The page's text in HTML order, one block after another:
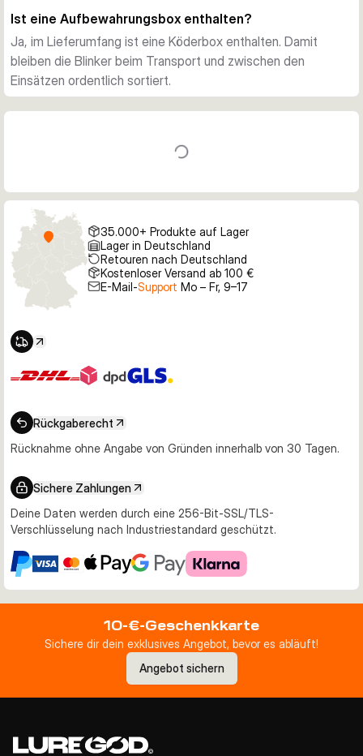
Gute Wahl für Lachs und Meerforelle
Wenn du ein unkompliziertes Blinkerset für das Angeln auf
Lachs und Meerforelle suchst, bietet dir dieses Set mehrere
passende Optionen in einer Packung. Es ist besonders
praktisch für Angler, die verlässliche Farben und eine
einfache Mitnahme-Lösung möchten.
Ist eine Aufbewahrungsbox enthalten?
Ja, im Lieferumfang ist eine Köderbox enthalten. Damit
bleiben die Blinker beim Transport und zwischen den
Einsätzen ordentlich sortiert.
35.000+ Produkte auf Lager
Lager in Deutschland
Retouren nach Deutschland
Kostenloser Versand ab 100 €
E-Mail-Support Mo – Fr, 9–17
Rückgaberecht
Rücknahme ohne Angabe von Gründen innerhalb von 30 Tagen.
Sichere Zahlungen
Deine Daten werden durch eine 256-Bit-SSL/TLS-
Verschlüsselung nach Industriestandard geschützt.
10-€-Geschenkkarte
Sichere dir dein exklusives Angebot, bevor es abläuft!
Angebot sichern